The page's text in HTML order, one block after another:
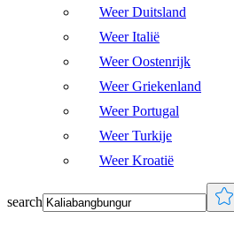
Weer Duitsland
Weer Italië
Weer Oostenrijk
Weer Griekenland
Weer Portugal
Weer Turkije
Weer Kroatië
search